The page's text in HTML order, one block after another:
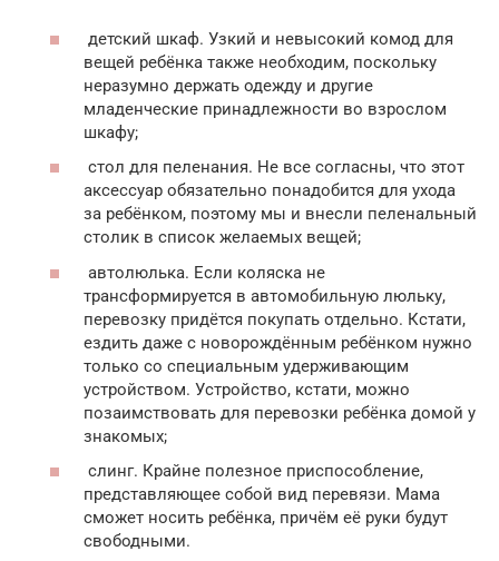
детский шкаф. Узкий и невысокий комод для
вещей ребёнка также необходим, поскольку
неразумно держать одежду и другие
младенческие принадлежности во взрослом
шкафу;
стол для пеленания. Не все согласны, что этот
аксессуар обязательно понадобится для ухода
за ребёнком, поэтому мы и внесли пеленальный
столик в список желаемых вещей;
автолюлька. Если коляска не
трансформируется в автомобильную люльку,
перевозку придётся покупать отдельно. Кстати,
ездить даже с новорождённым ребёнком нужно
только со специальным удерживающим
устройством. Устройство, кстати, можно
позаимствовать для перевозки ребёнка домой у
знакомых;
слинг. Крайне полезное приспособление,
представляющее собой вид перевязи. Мама
сможет носить ребёнка, причём её руки будут
свободными.